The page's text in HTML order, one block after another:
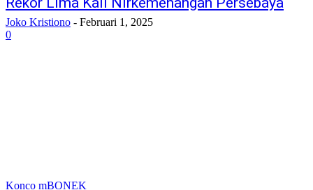
Joko Kristiono - Februari 1, 2025
0
Konco mBONEK